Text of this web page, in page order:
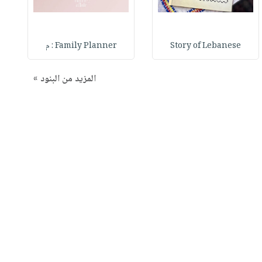
Story of Lebanese Family Planner : م
المزيد من البنود »